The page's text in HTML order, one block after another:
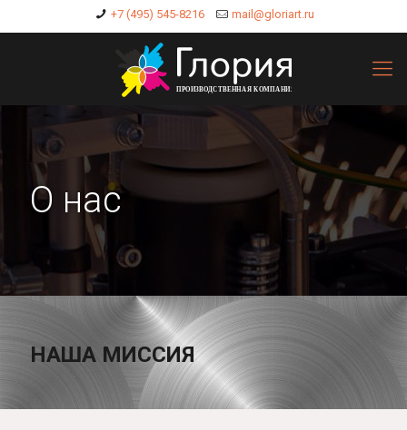
+7 (495) 545-8216 mail@gloriart.ru
О нас
НАША МИССИЯ